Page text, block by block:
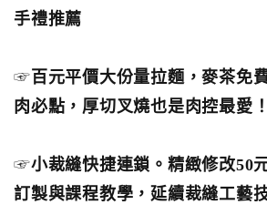
手禮推薦
☞ 百元平價大份量拉麵，麥茶免
肉必點，厚切叉燒也是肉控最愛！
☞小裁縫快捷連鎖。精緻修改50
訂製與課程教學，延續裁縫工藝